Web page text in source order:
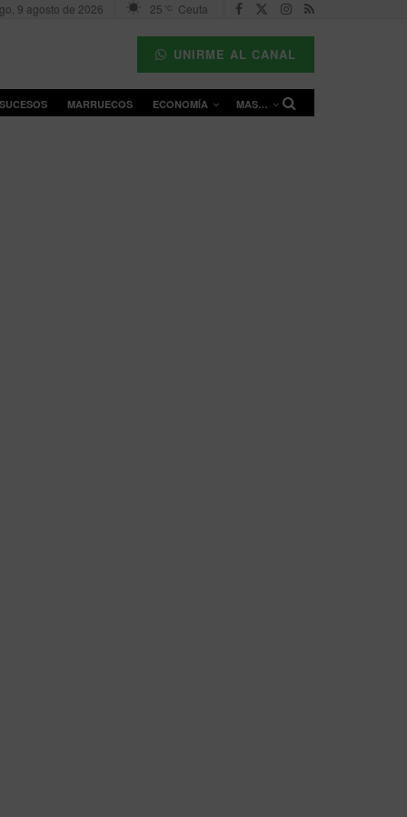
9 agosto de 2026 25 °C Ceuta
UNIRME AL CANAL
MARRUECOS ECONOMÍA MAS…